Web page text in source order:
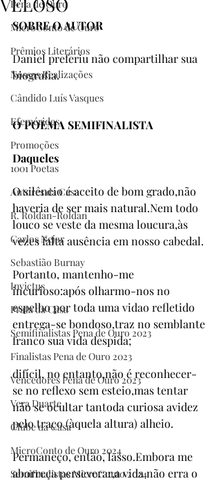
Pena de Ouro
MicroConto de Ouro
Prêmios Literários
Nossas Realizações
Cândido Luís Vasques
Efemérides
Promoções
1001 Poetas
Autores da Casa
R. Roldan-Roldan
Carlos Nejar
Sebastião Burnay
Invictus
Prata da Casa
Semifinalistas Pena de Ouro 2023
Finalistas Pena de Ouro 2023
Vencedores Pena de Ouro 2023
Vera Duarte
Clube da Casa
MicroConto de Ouro 2024
Semifinalistas MicroConto 2024
SOBRE O AUTOR
Daniel preferiu não compartilhar sua
biografia.
O POEMA SEMIFINALISTA
Daqueles
O silêncio é aceito de bom grado,não
haveria de ser mais natural.Nem todo
louco se veste da mesma loucura,às
vezes falta ausência em nosso cabedal.
Portanto, mantenho-me
incurioso:após olharmo-nos no
espelho por toda uma vidao refletido
entrega-se bondoso,traz no semblante
franco sua vida despida;
difícil, no entanto,não é reconhecer-
se no reflexo sem esteio,mas tentar
não se ocultar tantoda curiosa avidez
pelo traço (àquela altura) alheio.
Permaneço, então, lasso.Embora me
aborreça perseverar,a vida não erra o